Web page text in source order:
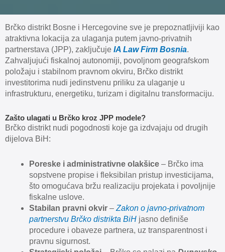
Brčko distrikt Bosne i Hercegovine sve je prepoznatljiviji kao
atraktivna lokacija za ulaganja putem javno-privatnih
partnerstava (JPP), zaključuje IA Law Firm Bosnia.
Zahvaljujući fiskalnoj autonomiji, povoljnom geografskom
položaju i stabilnom pravnom okviru, Brčko distrikt
investitorima nudi jedinstvenu priliku za ulaganje u
infrastrukturu, energetiku, turizam i digitalnu transformaciju.
Zašto ulagati u Brčko kroz JPP modele?
Brčko distrikt nudi pogodnosti koje ga izdvajaju od drugih
dijelova BiH:
Poreske i administrativne olakšice – Brčko ima
sopstvene propise i fleksibilan pristup investicijama,
što omogućava bržu realizaciju projekata i povoljnije
fiskalne uslove.
Stabilan pravni okvir – Zakon o javno-privatnom
partnerstvu Brčko distrikta BiH jasno definiše
procedure i obaveze partnera, uz transparentnost i
pravnu sigurnost.